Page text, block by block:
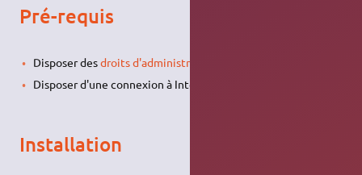
Pré-requis
Disposer desdroits d'administration
Disposer d'une connexion à Internet configurée et activée.
Installation